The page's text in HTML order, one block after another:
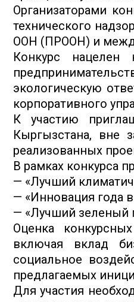
Организаторами
технического
ООН (ПРООН) и
Конкурс
экологическую
корпоративного
К участию
Кыргызстана, вне
реализованных
В рамках конкурса
— «Лучший
— «Инновация года
— «Лучший зеленый
Оценка
включая вклад
социальное
предлагаемых
Для участия